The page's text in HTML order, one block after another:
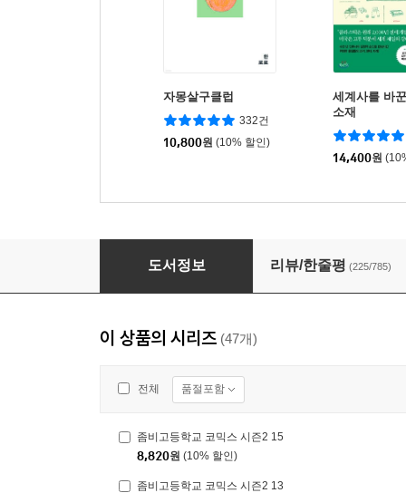
자몽살구클럽
332건
10,800원 (10% 할인)
세계사를 바
소재
14,400원
좀비고등학교 코믹스 1
도서정보 리뷰/한줄평 (225/785)
이 상품의 시리즈 (47개)
전체 품절포함
좀비고등학교 코믹스 시즌2 15
8,820원 (10% 할인)
좀비고등학교 코믹스 시즌2 13